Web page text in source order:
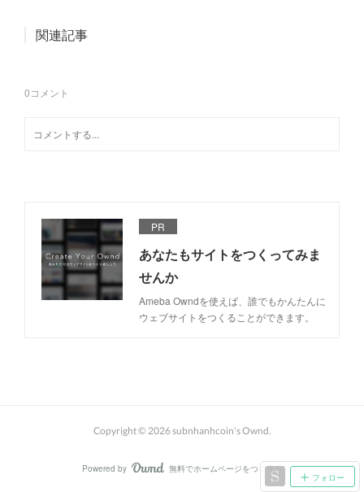
関連記事
0コメント
PR
あなたもサイトをつくってみま
せんか
Ameba Owndを使えば、誰でもかんたんに
ウェブサイトをつくることができます。
フォロー
Copyright © 2026subnhanhcoin's Ownd.
Powered by AmebaOwnd
無料でホームページをつくろう